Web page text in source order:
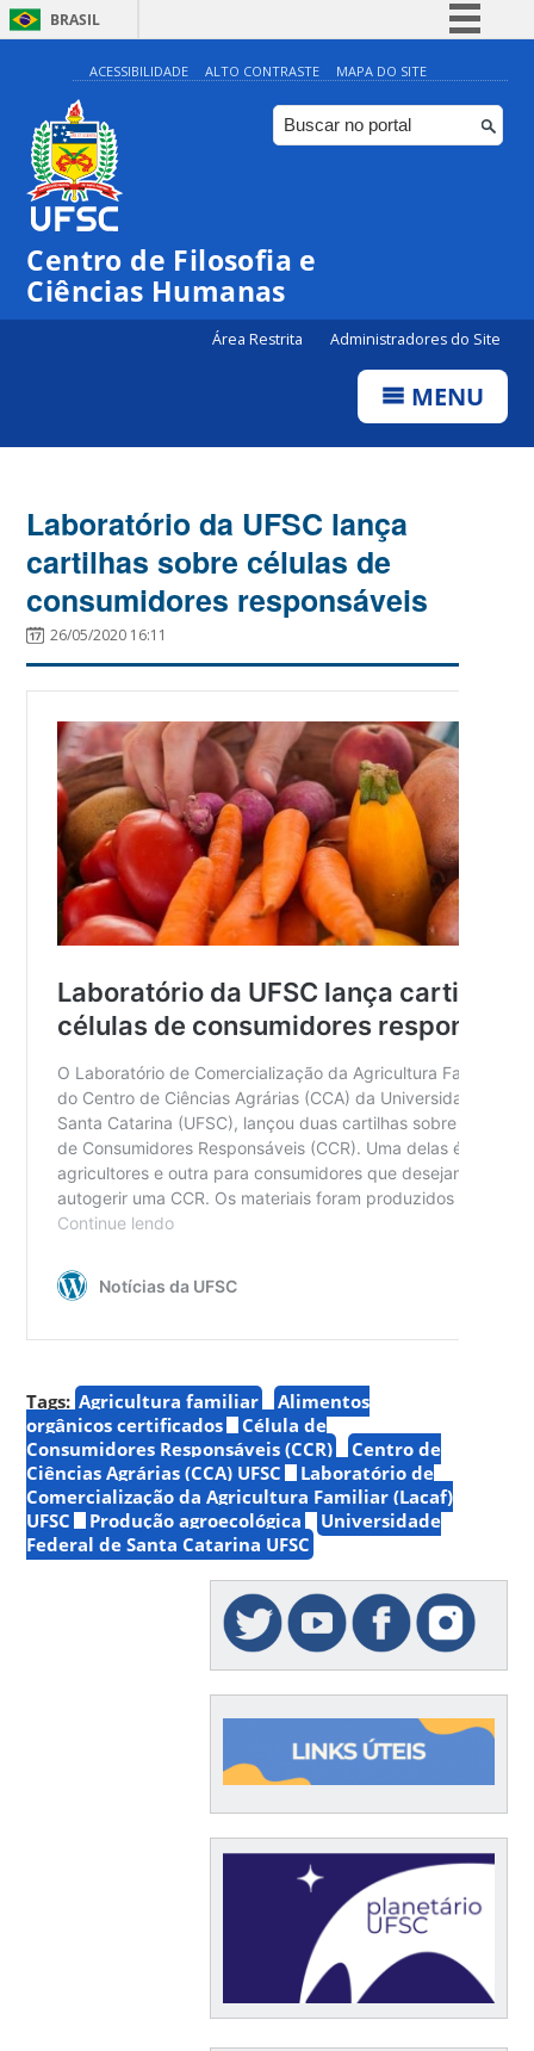
BRASIL
Simplifique!
Comunica BR
Participe
ACESSIBILIDADE ALTO CONTRASTE MAPA DO SITE
Centro de Filosofia e
Ciências Humanas
Área Restrita Administradores do Site
MENU
Laboratório da UFSC lança
cartilhas sobre células de
consumidores responsáveis
26/05/2020 16:11
Tags: Agricultura familiar
Alimentos
orgânicos certificados
Célula de
Consumidores Responsáveis (CCR)
Centro de
Ciências Agrárias (CCA) UFSC
Laboratório de
Comercialização da Agricultura Familiar (Lacaf)
UFSC
Produção agroecológica
Universidade
Federal de Santa Catarina UFSC